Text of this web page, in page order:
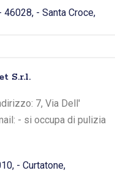
- Santa Croce,
S.r.l.
7, Via Dell'
- si occupa di pulizia
- Curtatone,